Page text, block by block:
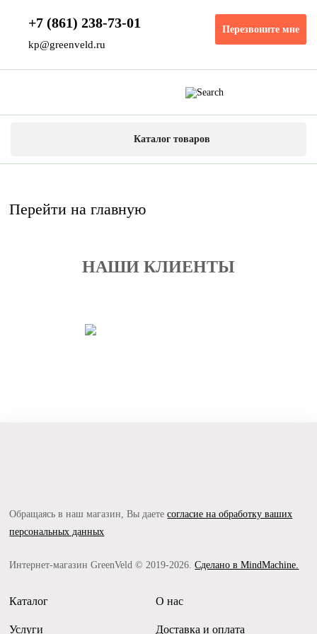
+7 (861) 238-73-01
kp@greenveld.ru
Перезвоните мне
Каталог товаров
Перейти на главную
НАШИ КЛИЕНТЫ
Обращаясь в наш магазин, Вы даетесогласие на обработку ваших
персональных данных
Интернет-магазин GreenVeld © 2019-2026.Сделано в MindMachine.
Каталог О нас
Услуги Доставка и оплата